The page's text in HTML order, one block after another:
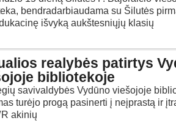
bendradarbiaudama su Šilutės
išvyką aukštesniųjų klasių
realybės patirtys
bibliotekoje
savivaldybės Vydūno viešojoje
turėjo progą pasinerti į neįprastą ir
akinių